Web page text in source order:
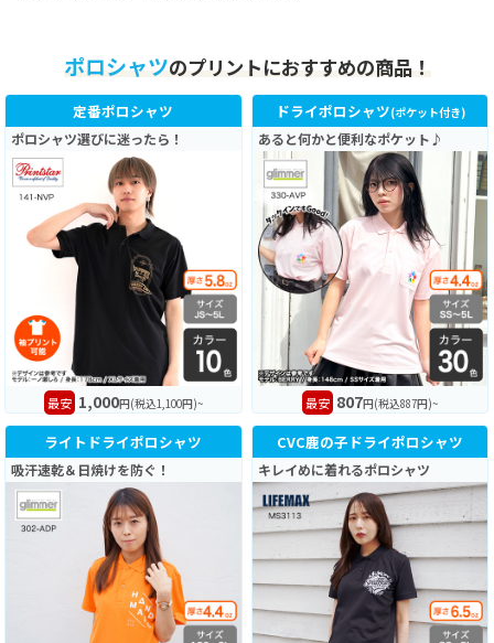
ポロシャツのプリントにおすすめの商品！
定番ポロシャツ
ポロシャツ選びに迷ったら！
最安 1,000円(税込1,100円)~
ドライポロシャツ(ポケット付き)
あると何かと便利なポケット♪
最安 807円(税込887円)~
ライトドライポロシャツ
吸汗速乾＆日焼けを防ぐ！
CVC鹿の子ドライポロシャツ
キレイめに着れるポロシャツ